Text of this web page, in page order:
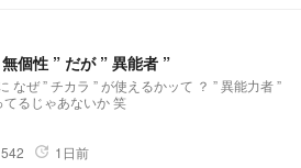
個性 ” だが ” 異能者 ”
” チカラ ” が使えるかッて ？ ” 異能力者 ”
るじゃあないか 笑
542 update 1日前